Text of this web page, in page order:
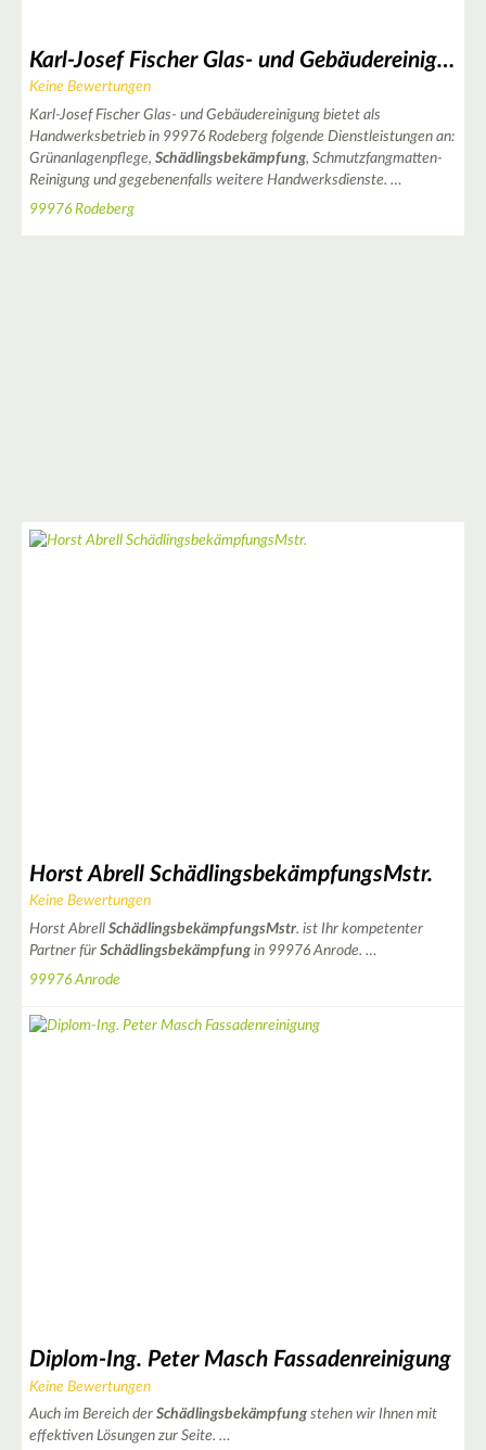
Karl-Josef Fischer Glas- und Gebäudereinigung
Keine Bewertungen
Karl-Josef Fischer Glas- und Gebäudereinigung bietet als
Handwerksbetrieb in 99976 Rodeberg folgende Dienstleistungen an:
Grünanlagenpflege, Schädlingsbekämpfung, Schmutzfangmatten-
Reinigung und gegebenenfalls weitere Handwerksdienste. …
99976 Rodeberg
Horst Abrell SchädlingsbekämpfungsMstr.
Keine Bewertungen
Horst Abrell SchädlingsbekämpfungsMstr. ist Ihr kompetenter
Partner für Schädlingsbekämpfung in 99976 Anrode. …
99976 Anrode
Diplom-Ing. Peter Masch Fassadenreinigung
Keine Bewertungen
Auch im Bereich der Schädlingsbekämpfung stehen wir Ihnen mit
effektiven Lösungen zur Seite. …
2
2